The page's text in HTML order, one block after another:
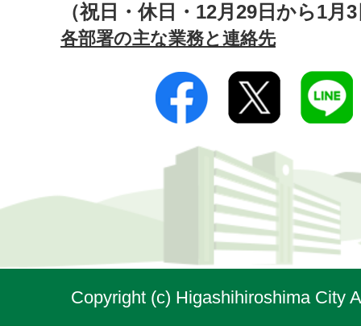
（祝日・休日・12月29日から1月
各部署の主な業務と連絡先
Copyright (c) Higashihiroshima City